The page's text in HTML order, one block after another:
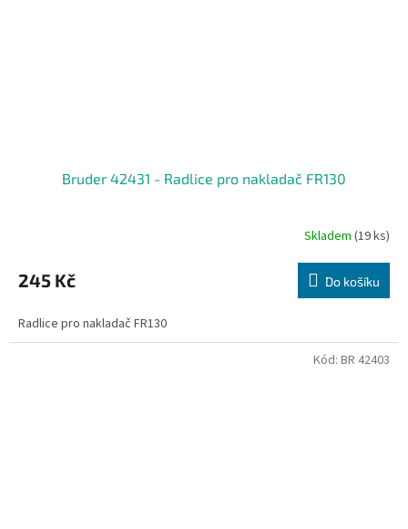
Bruder 42431 - Radlice pro nakladač FR130
Skladem (19 ks)
245 Kč Do košíku
Radlice pro nakladač FR130
Kód: BR 42403